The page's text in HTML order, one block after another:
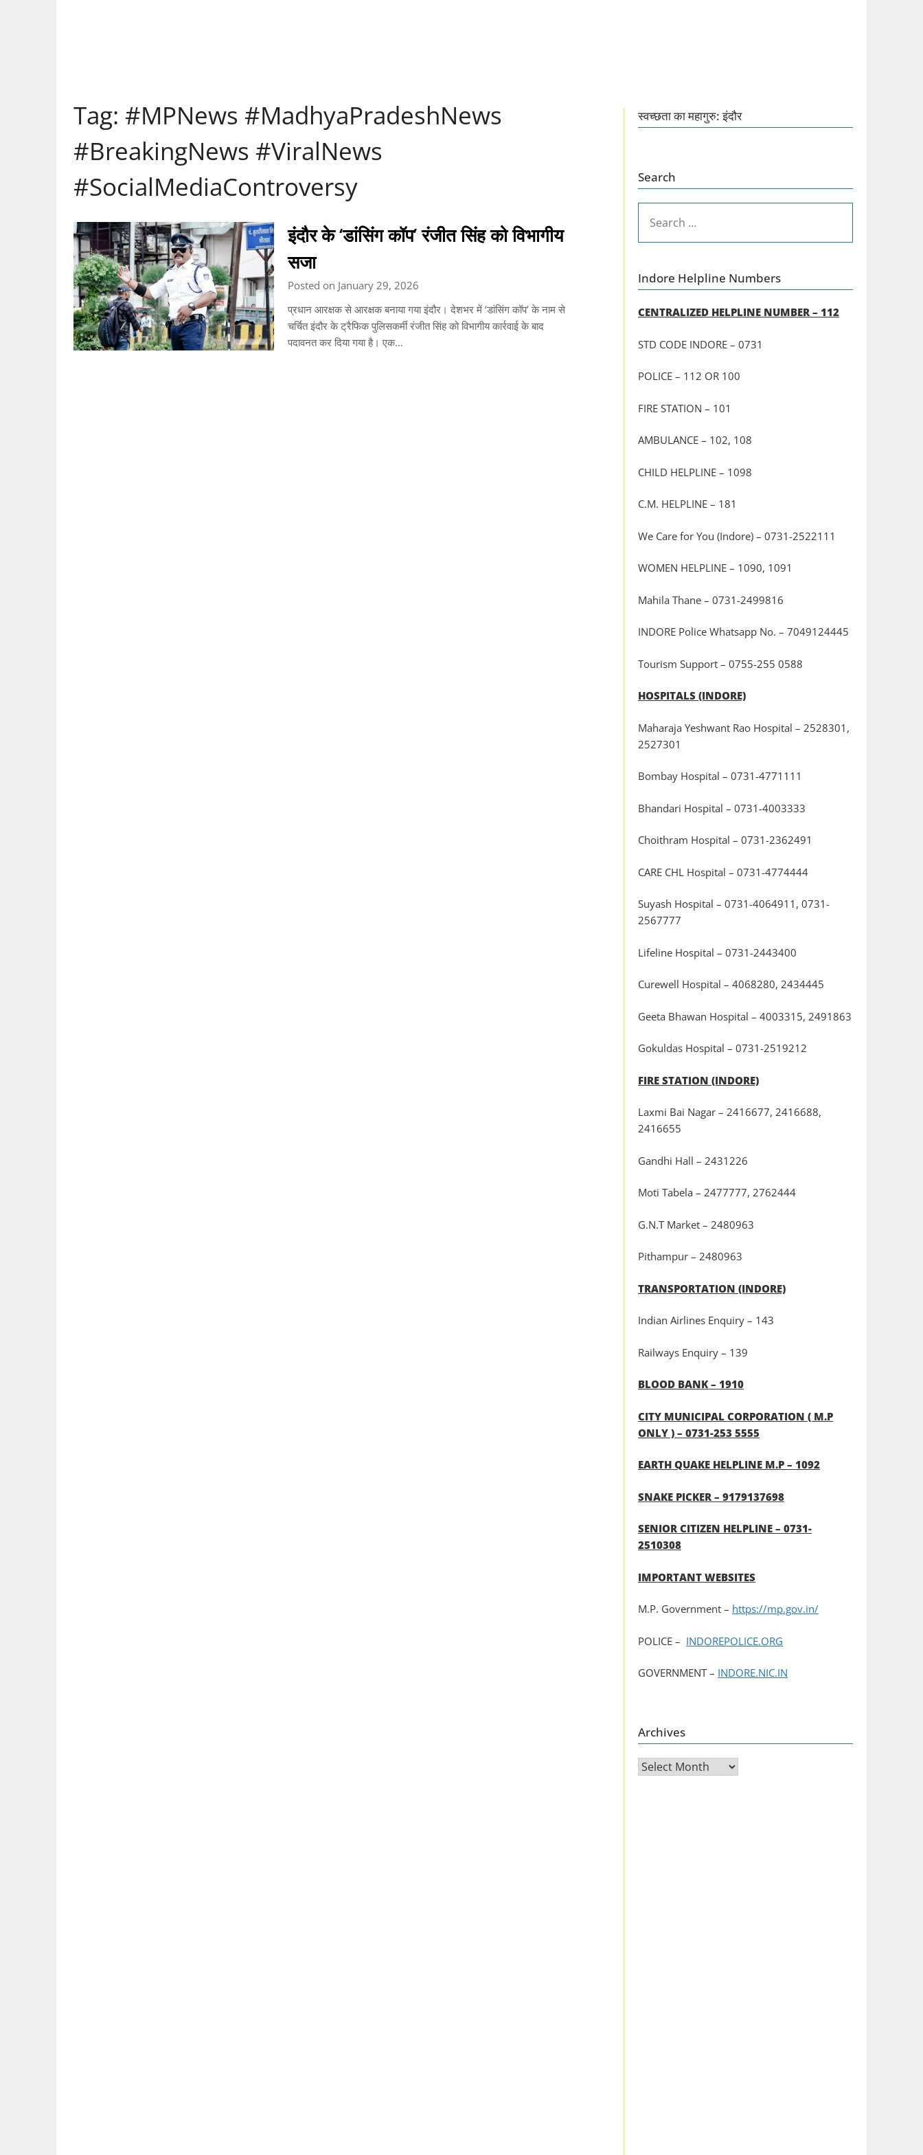
Tag: #MPNews #MadhyaPradeshNews
#BreakingNews #ViralNews
#SocialMediaControversy
इंदौर के ‘डांसिंग कॉप’ रंजीत सिंह को विभागीय
सजा
Posted on January 29, 2026
प्रधान आरक्षक से आरक्षक बनाया गया इंदौर। देशभर में ‘डांसिंग कॉप’ के नाम से
चर्चित इंदौर के ट्रैफिक पुलिसकर्मी रंजीत सिंह को विभागीय कार्रवाई के बाद
पदावनत कर दिया गया है। एक…
स्वच्छता का महागुरु: इंदौर
Search
FOR:
Indore Helpline Numbers
CENTRALIZED HELPLINE NUMBER – 112
STD CODE INDORE – 0731
POLICE – 112 OR 100
FIRE STATION – 101
AMBULANCE – 102, 108
CHILD HELPLINE – 1098
C.M. HELPLINE – 181
We Care for You (Indore) – 0731-2522111
WOMEN HELPLINE – 1090, 1091
Mahila Thane – 0731-2499816
INDORE Police Whatsapp No. – 7049124445
Tourism Support – 0755-255 0588
HOSPITALS (INDORE)
Maharaja Yeshwant Rao Hospital – 2528301,
2527301
Bombay Hospital – 0731-4771111
Bhandari Hospital – 0731-4003333
Choithram Hospital – 0731-2362491
CARE CHL Hospital – 0731-4774444
Suyash Hospital – 0731-4064911, 0731-
2567777
Lifeline Hospital – 0731-2443400
Curewell Hospital – 4068280, 2434445
Geeta Bhawan Hospital – 4003315, 2491863
Gokuldas Hospital – 0731-2519212
FIRE STATION (INDORE)
Laxmi Bai Nagar – 2416677, 2416688,
2416655
Gandhi Hall – 2431226
Moti Tabela – 2477777, 2762444
G.N.T Market – 2480963
Pithampur – 2480963
TRANSPORTATION (INDORE)
Indian Airlines Enquiry – 143
Railways Enquiry – 139
BLOOD BANK – 1910
CITY MUNICIPAL CORPORATION ( M.P
ONLY ) – 0731-253 5555
EARTH QUAKE HELPLINE M.P – 1092
SNAKE PICKER – 9179137698
SENIOR CITIZEN HELPLINE – 0731-
2510308
IMPORTANT WEBSITES
M.P. Government – https://mp.gov.in/
POLICE – INDOREPOLICE.ORG
GOVERNMENT – INDORE.NIC.IN
Archives
Archives